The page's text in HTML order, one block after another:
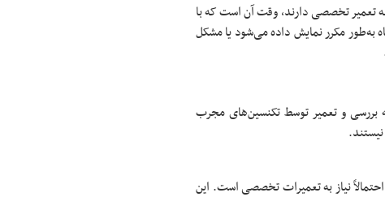
تعمیر تخصصی دارند، وقت آن است که با
به‌طور مکرر نمایش داده می‌شود یا مشکل
بررسی و تعمیر توسط تکنسین‌های مجرب
احتمالاً نیاز به تعمیرات تخصصی است. این